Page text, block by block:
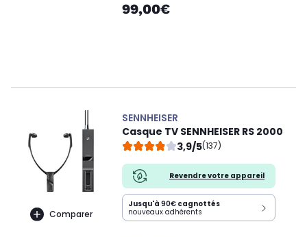
99,00€
Comparer
SENNHEISER
Casque TV SENNHEISER RS 2000
3,9/5(137)
Revendre votre appareil
Jusqu'à 90€ cagnottés
nouveaux adhérents